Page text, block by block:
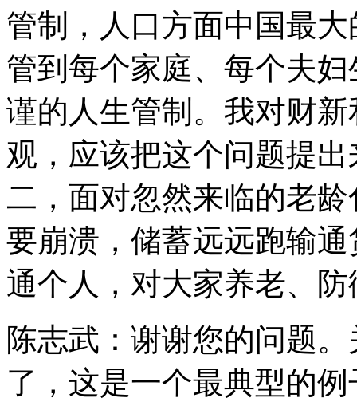
管制，人口方面中国最
管到每个家庭、每个夫
谨的人生管制。我对财
观，应该把这个问题提
二，面对忽然来临的老
要崩溃，储蓄远远跑输
通个人，对大家养老、
陈志武：谢谢您的问题
了，这是一个最典型的